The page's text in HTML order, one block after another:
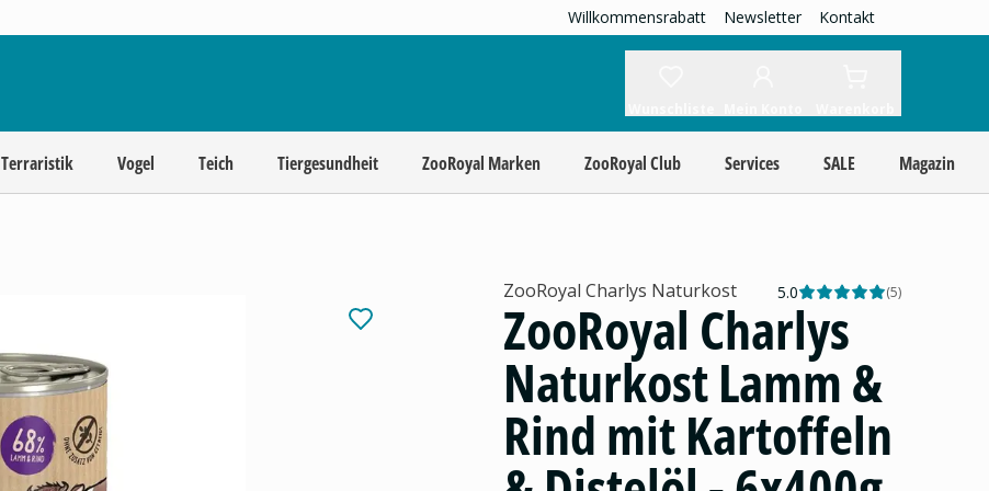
Willkommensrabatt Newsletter Kontakt
Terraristik Vogel Teich Tiergesundheit ZooRoyal Marken ZooRoyal Club Services SALE Magazin
ZooRoyal Charlys Naturkost 5.0 (5)
ZooRoyal Charlys
Naturkost Lamm &
Rind mit Kartoffeln